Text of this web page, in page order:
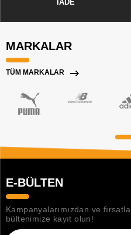
İADE
MARKALAR
TÜM MARKALAR
E-BÜLTEN
Kampanyalarımızdan ve
bültenimize kayıt olun!